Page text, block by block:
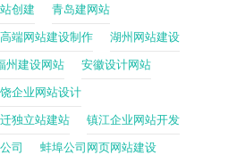
创建 青岛建网站
端网站建设制作 湖州网站建设
州建设网站 安徽设计网站
企业网站设计
独立站建站 镇江企业网站开发
司 蚌埠公司网页网站建设